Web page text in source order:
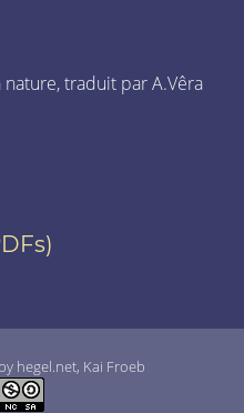
traduit par A.Vêra
hegel.net, Kai Froeb